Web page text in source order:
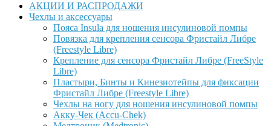
АКЦИИ И РАСПРОДАЖИ
Чехлы и аксессуары
Пояса Insula для ношения инсулиновой помпы
Повязка для крепления сенсора Фристайл Либре
(Freestyle Libre)
Крепление для сенсора Фристайл Либре (FreeStyle
Libre)
Пластыри, Бинты и Кинезиотейпы для фиксации
Фристайл Либре (Freestyle Libre)
Чехлы на ногу для ношения инсулиновой помпы
Акку-Чек (Accu-Chek)